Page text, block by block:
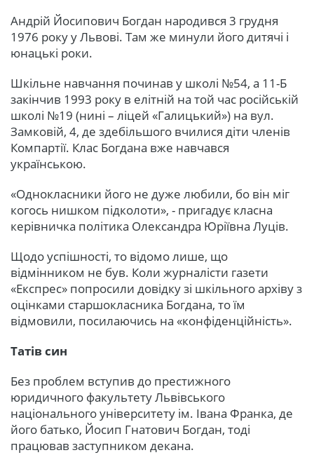
Андрій Йосипович Богдан народився 3 грудня
1976 року у Львові. Там же минули його дитячі і
юнацькі роки.
Шкільне навчання починав у школі №54, а 11-Б
закінчив 1993 року в елітній на той час російській
школі №19 (нині – ліцей «Галицький») на вул.
Замковій, 4, де здебільшого вчилися діти членів
Компартії. Клас Богдана вже навчався
українською.
«Однокласники його не дуже любили, бо він міг
когось нишком підколоти», - пригадує класна
керівничка політика Олександра Юріївна Луців.
Щодо успішності, то відомо лише, що
відмінником не був. Коли журналісти газети
«Експрес» попросили довідку зі шкільного архіву з
оцінками старшокласника Богдана, то їм
відмовили, посилаючись на «конфіденційність».
Татів син
Без проблем вступив до престижного
юридичного факультету Львівського
національного університету ім. Івана Франка, де
його батько, Йосип Гнатович Богдан, тоді
працював заступником декана.